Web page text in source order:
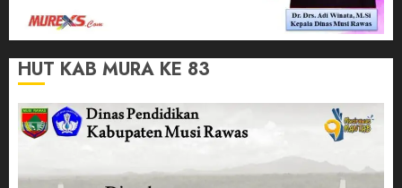
HUT KAB MURA KE 83